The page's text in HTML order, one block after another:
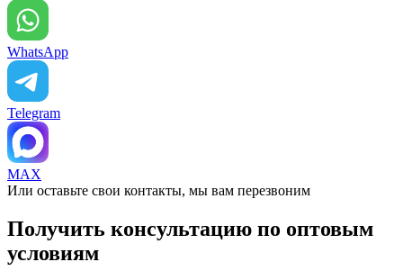
WhatsApp
Telegram
MAX
Или оставьте свои контакты, мы вам перезвоним
Получить консультацию по оптовым
условиям